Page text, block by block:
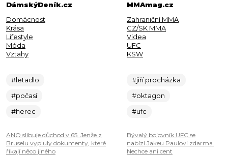
DámskýDeník.cz
Domácnost
Krása
Lifestyle
Móda
Vztahy
#letadlo
#počasí
#herec
ANO slibuje důchod v 65. Jenže z
Bruselu vypluly dokumenty, které
říkají něco jiného
MMAmag.cz
Zahraniční MMA
CZ/SK MMA
Videa
UFC
KSW
#jiří procházka
#oktagon
#ufc
Bývalý bojovník UFC se
nabízí Jakeu Paulovi zdarma.
Nechce ani cent